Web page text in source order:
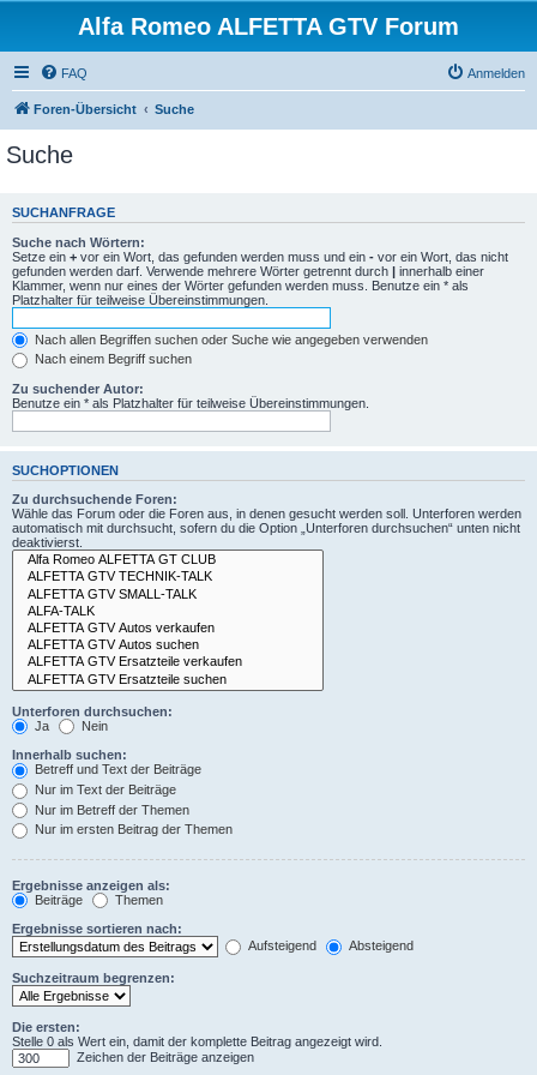
Alfa Romeo ALFETTA GTV Forum
FAQ Anmelden
Foren-Übersicht Suche
Suche
SUCHANFRAGE
Suche nach Wörtern:
Setze ein + vor ein Wort, das gefunden werden muss und ein - vor ein Wort, das nicht
gefunden werden darf. Verwende mehrere Wörter getrennt durch | innerhalb einer
Klammer, wenn nur eines der Wörter gefunden werden muss. Benutze ein * als
Platzhalter für teilweise Übereinstimmungen.
Nach allen Begriffen suchen oder Suche wie angegeben verwenden
Nach einem Begriff suchen
Zu suchender Autor:
Benutze ein * als Platzhalter für teilweise Übereinstimmungen.
SUCHOPTIONEN
Zu durchsuchende Foren:
Wähle das Forum oder die Foren aus, in denen gesucht werden soll. Unterforen werden
automatisch mit durchsucht, sofern du die Option „Unterforen durchsuchen“ unten nicht
deaktivierst.
Unterforen durchsuchen:
Ja
Nein
Innerhalb suchen:
Betreff und Text der Beiträge
Nur im Text der Beiträge
Nur im Betreff der Themen
Nur im ersten Beitrag der Themen
Ergebnisse anzeigen als:
Beiträge
Themen
Ergebnisse sortieren nach:
Aufsteigend
Absteigend
Suchzeitraum begrenzen:
Die ersten:
Stelle 0 als Wert ein, damit der komplette Beitrag angezeigt wird.
Zeichen der Beiträge anzeigen